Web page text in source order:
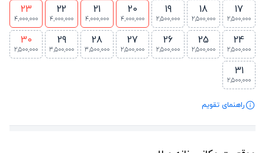
17
2,500,000
18
2,500,000
19
2,500,000
20
4,000,000
21
4,000,000
22
4,000,000
23
4,000,000
24
2,500,000
25
2,500,000
26
2,500,000
27
2,500,000
28
3,500,000
29
3,500,000
30
2,500,000
31
2,500,000
راهنمای تقویم